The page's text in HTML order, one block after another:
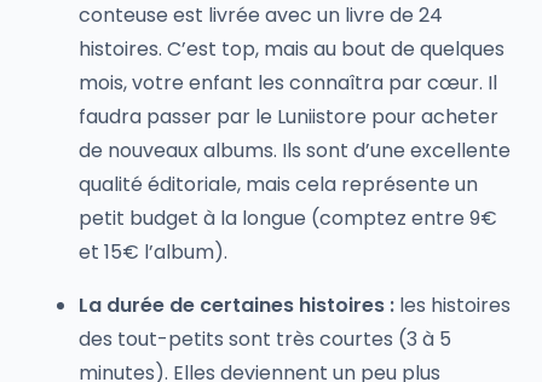
conteuse est livrée avec un livre de 24
histoires. C’est top, mais au bout de quelques
mois, votre enfant les connaîtra par cœur. Il
faudra passer par le Luniistore pour acheter
de nouveaux albums. Ils sont d’une excellente
qualité éditoriale, mais cela représente un
petit budget à la longue (comptez entre 9€
et 15€ l’album).
La durée de certaines histoires : les histoires
des tout-petits sont très courtes (3 à 5
minutes). Elles deviennent un peu plus